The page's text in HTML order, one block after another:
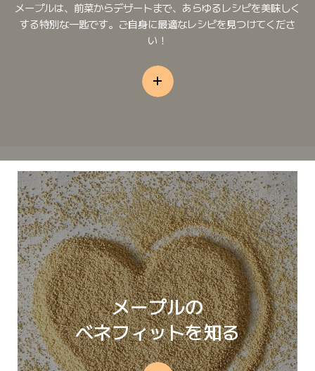
メープルは、前菜からデザートまで、あらゆるレシピを美味しく
する特別な一匙です。ご自身に最適なレシピを見つけてくださ
い！
メープルの
ベネフィットを知る